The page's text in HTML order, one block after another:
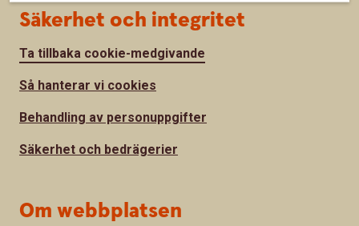
Säkerhet och integritet
Ta tillbaka cookie-medgivande
Så hanterar vi cookies
Behandling av personuppgifter
Säkerhet och bedrägerier
Om webbplatsen